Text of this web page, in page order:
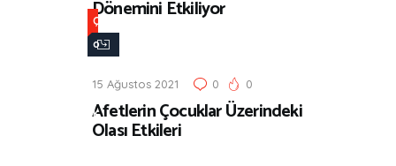
Dönemini Etkiliyor
Ç
o
u
k
,
15 Ağustos 2021 0 0
Afetlerin Çocuklar Üzerindeki
Olası Etkileri